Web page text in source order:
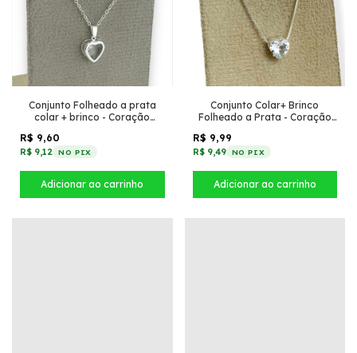
Conjunto Folheado a prata
colar + brinco - Coração
R$ 9,60
R$ 9,12 NO PIX
Conjunto Colar+ Brinco
Folheado a Prata - Coração
R$ 9,99
R$ 9,49 NO PIX